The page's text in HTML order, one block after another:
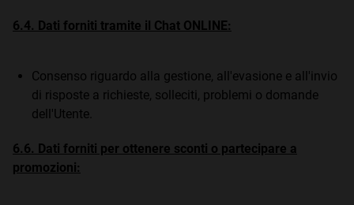
6.4. Dati forniti tramite il Chat ONLINE:
Consenso riguardo alla gestione, all'evasione e all'invio
di risposte a richieste, solleciti, problemi o domande
dell'Utente.
6.6. Dati forniti per ottenere sconti o partecipare a
promozioni: